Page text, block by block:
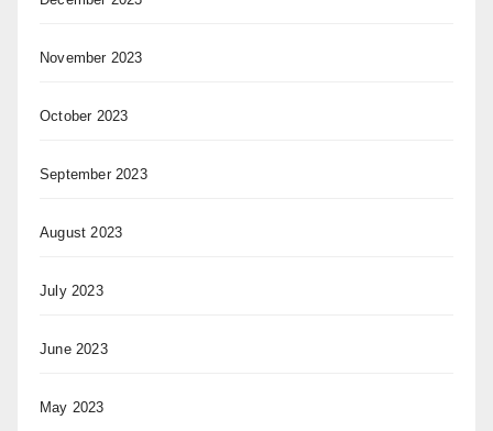
November 2023
October 2023
September 2023
August 2023
July 2023
June 2023
May 2023